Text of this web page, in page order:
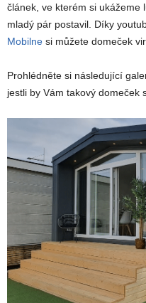
článek, ve kterém si ukážeme
mladý pár postavil. Díky
Mobilne si můžete domeček
Prohlédněte si následující
jestli by Vám takový domeček